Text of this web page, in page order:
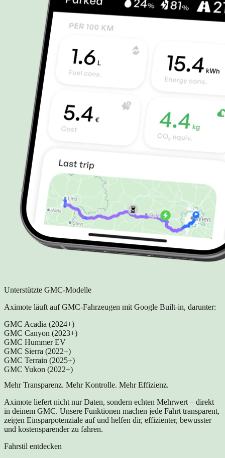
Unterstützte GMC-Modelle
Aximote läuft auf GMC-Fahrzeugen mit Google Built-in, darunter:
GMC Acadia (2024+)
GMC Canyon (2023+)
GMC Hummer EV
GMC Sierra (2022+)
GMC Terrain (2025+)
GMC Yukon (2022+)
Mehr Transparenz. Mehr Kontrolle. Mehr Effizienz.
Aximote liefert nicht nur Daten, sondern echten Mehrwert – direkt
in deinem GMC. Unsere Funktionen machen jede Fahrt transparent,
zeigen Einsparpotenziale auf und helfen dir, effizienter, bewusster
und kostensparender zu fahren.
Fahrstil entdecken